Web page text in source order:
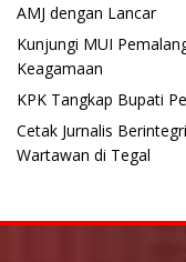
AMJ dengan Lancar
Kunjungi MUI
Keagamaan
KPK Tangkap Bupati
Cetak Jurnalis
Wartawan di Tegal